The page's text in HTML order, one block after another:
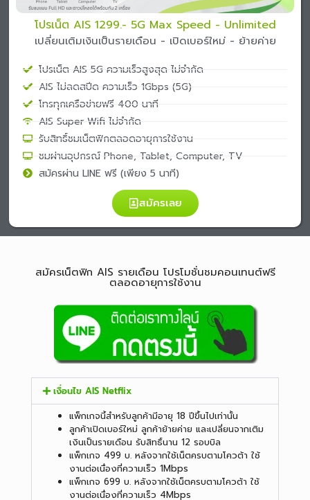
โปรเน็ต AIS 1299.- 5G Max Speed - Unlimited
เปลี่ยนเติมเงินเป็นรายเดือน - เปิดเบอร์ใหม่ - ย้ายค่าย
โปรเน็ต AIS 5G ความเร็วสูงสุด ไม่จำกัด
AIS ไม่ลดสปีด ความเร็ว 1Gbps (5G)
โทรทุกเครือข่ายฟรี 400 นาที
AIS Super Wifi ไม่จำกัด
รับสิทธิ์ชมเน็ตฟิกตลอดอายุการใช้งาน
ชมผ่านอุปกรณ์ Phone, Tablet, Computer, TV
สมัครผ่าน LINE ฟรี (เพียง 5 นาที)
สมัครเลย
สมัครเน็ตฟิก AIS รายเดือน โปรโมชั่นชมคอนเทนต์ฟรี
ตลอดอายุการใช้งาน
เงื่อนไข AIS Netflix
แพ็กเกจนี้สำหรับลูกค้ามีอายุ 18 ปีขึ้นไปเท่านั้น
ลูกค้าเปิดเบอร์ใหม่ ลูกค้าย้ายค่าย และเปลี่ยนจากเติม
เงินเป็นรายเดือน รับสิทธิ์นาน 12 รอบบิล
แพ็กเกจ 499 บ. หลังจากใช้เน็ตครบตามโควต้า ใช้
งานต่อเนื่องที่ความเร็ว 1Mbps
แพ็กเกจ 699 บ. หลังจากใช้เน็ตครบตามโควต้า ใช้
งานต่อเนื่องที่ความเร็ว 4Mbps